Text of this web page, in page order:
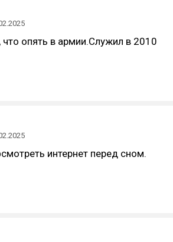
что опять в армии.Служил в 2010
интернет перед сном.